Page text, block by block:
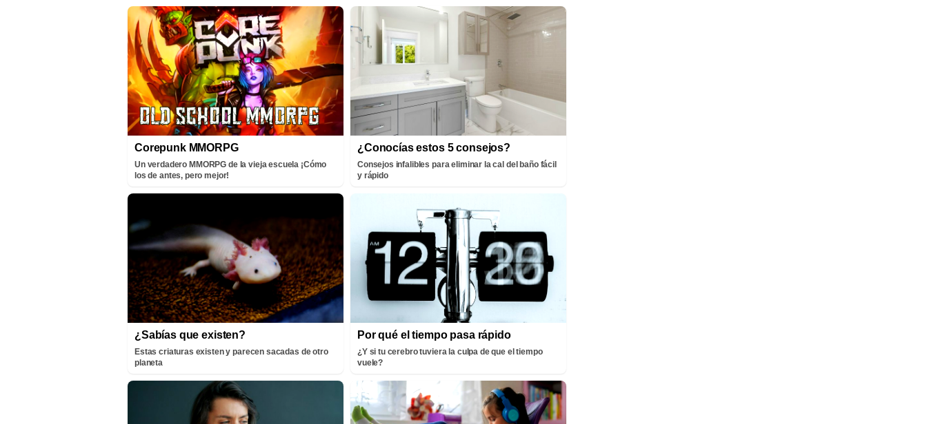
Corepunk MMORPG
Un verdadero MMORPG de la vieja escuela ¡Cómo
los de antes, pero mejor!
¿Conocías estos 5 consejos?
Consejos infalibles para eliminar la cal del baño fácil
y rápido
¿Sabías que existen?
Estas criaturas existen y parecen sacadas de otro
planeta
Por qué el tiempo pasa rápido
¿Y si tu cerebro tuviera la culpa de que el tiempo
vuele?